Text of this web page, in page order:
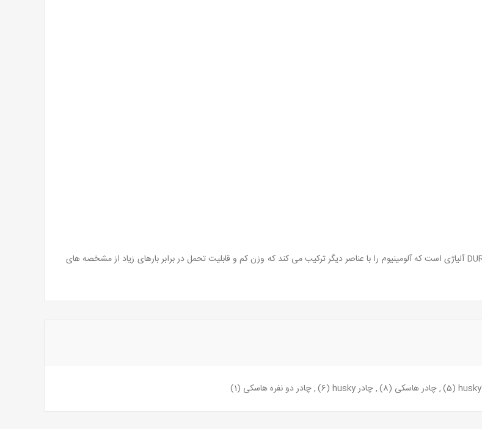
این ماده به طور گسترده ای برای سازه های چادر استفاده می شود. DURAL آلیاژی است که آلومینیوم را با عناصر دیگر ترکیب می کند که وزن کم و قابلیت تحمل در برابر بارهای زیاد از مشخصه های
husky
(5)
, چادر هاسکی (8)
, چادر husky (6)
, چادر دو نفره هاسکی (1)